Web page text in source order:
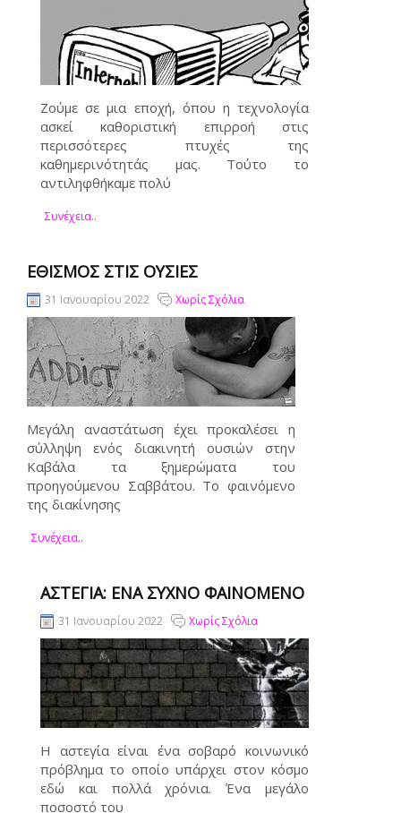
Ζούμε σε μια εποχή, όπου η τεχνολογία
ασκεί καθοριστική επιρροή στις
περισσότερες πτυχές της
καθημερινότητάς μας. Τούτο το
αντιληφθήκαμε πολύ
Συνέχεια..
ΕΘΙΣΜΟΣ ΣΤΙΣ ΟΥΣΙΕΣ
31 Ιανουαρίου 2022 Χωρίς Σχόλια
Μεγάλη αναστάτωση έχει προκαλέσει η
σύλληψη ενός διακινητή ουσιών στην
Καβάλα τα ξημερώματα του
προηγούμενου Σαββάτου. Το φαινόμενο
της διακίνησης
Συνέχεια..
ΑΣΤΕΓΙΑ: ΕΝΑ ΣΥΧΝΟ ΦΑΙΝΟΜΕΝΟ
31 Ιανουαρίου 2022 Χωρίς Σχόλια
Η αστεγία είναι ένα σοβαρό κοινωνικό
πρόβλημα το οποίο υπάρχει στον κόσμο
εδώ και πολλά χρόνια. Ένα μεγάλο
ποσοστό του